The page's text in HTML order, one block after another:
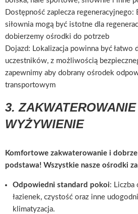
Dostępność zaplecza regeneracyjnego:
siłownia mogą być istotne dla
dobierzemy ośrodki do potrzeb
Dojazd: Lokalizacja powinna być łatwo
uczestników, z możliwością
zapewnimy aby dobrany ośrodek
transportowym
3.
WYŻYWIENIE
Komfortowe zakwaterowanie i
podstawa! Wszystkie nasze ośrodki
Odpowiedni standard pokoi: Liczba
łazienek, czystość oraz inne
klimatyzacja.